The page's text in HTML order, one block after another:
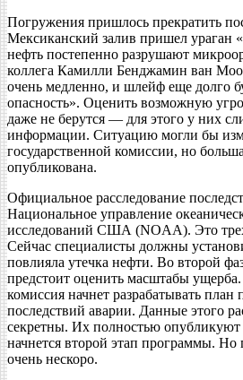
Погружения пришлось прекратить
Мексиканский залив пришел ураган
нефть постепенно разрушают
коллега Камилли Бенджамин ван
очень медленно, и шлейф еще долго
опасность». Оценить возможную
даже не берутся — для этого у них
информации. Ситуацию могли бы
государственной комиссии, но
опубликована.
Официальное расследование
Национальное управление
исследований США (NOAA). Это
Сейчас специалисты должны
повлияла утечка нефти. Во второй
предстоит оценить масштабы
комиссия начнет разрабатывать план
последствий аварии. Данные этого
секретны. Их полностью опубликуют
начнется второй этап программы. Но
очень нескоро.